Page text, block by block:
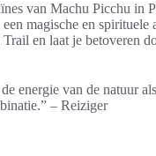
van Machu Picchu in
magische en
en laat je betoveren
energie van de natuur
– Reiziger